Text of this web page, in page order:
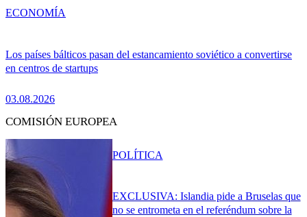
Los países bálticos pasan del estancamiento soviético a convertirse
en centros de startups
03.08.2026
ECONOMÍA
COMISIÓN EUROPEA
EXCLUSIVA: Islandia pide a Bruselas que
no se entrometa en el referéndum sobre la
POLÍTICA